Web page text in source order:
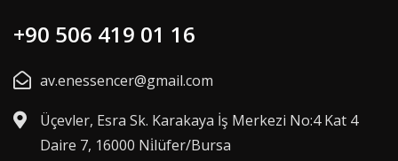
+90 506 419 01 16
av.enessencer@gmail.com
Üçevler, Esra Sk. Karakaya İş Merkezi No:4 Kat 4
Daire 7, 16000 Ni̇lüfer/Bursa